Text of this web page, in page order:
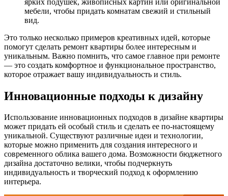
мебели, чтобы придать комнатам свежий и стильный
вид.
Это только несколько примеров креативных идей, которые
помогут сделать ремонт квартиры более интересным и
уникальным. Важно помнить, что самое главное при ремонте
— это создать комфортное и функциональное пространство,
которое отражает вашу индивидуальность и стиль.
Инновационные подходы к дизайну
Использование инновационных подходов в дизайне квартиры
может придать ей особый стиль и сделать ее по-настоящему
уникальной. Существуют различные идеи и технологии,
которые можно применить для создания интересного и
современного облика вашего дома. Возможности бюджетного
дизайна достаточно велики, чтобы подчеркнуть
индивидуальность и творческий подход к оформлению
интерьера.